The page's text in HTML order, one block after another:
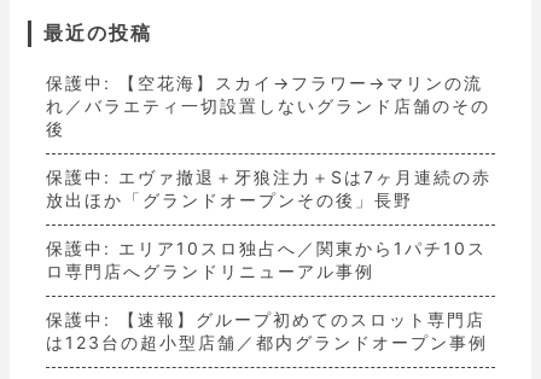
最近の投稿
保護中: 【空花海】スカイ→フラワー→マリンの流
れ／バラエティ一切設置しないグランド店舗のその
後
保護中: エヴァ撤退＋牙狼注力＋Sは7ヶ月連続の赤
放出ほか「グランドオープンその後」長野
保護中: エリア10スロ独占へ／関東から1パチ10ス
ロ専門店へグランドリニューアル事例
保護中: 【速報】グループ初めてのスロット専門店
は123台の超小型店舗／都内グランドオープン事例